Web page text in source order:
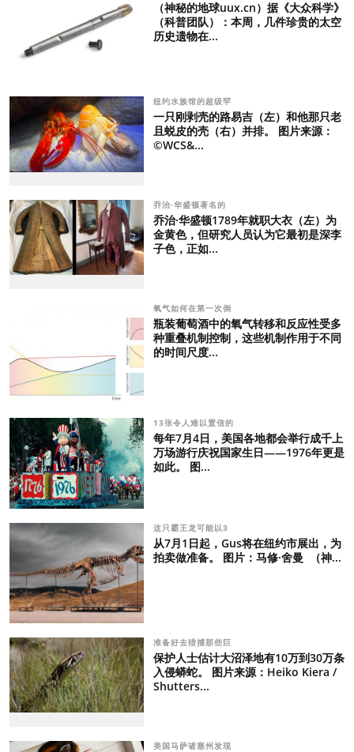
（神秘的地球uux.cn）据《大众科学》
（科普团队）：本周，几件珍贵的太空
历史遗物在...
纽约水族馆的超级罕
一只刚剥壳的路易吉（左）和他那只老
且蜕皮的壳（右）并排。 图片来源：
©WCS&...
乔治·华盛顿著名的
乔治·华盛顿1789年就职大衣（左）为
金黄色，但研究人员认为它最初是深李
子色，正如...
氧气如何在第一次倒
瓶装葡萄酒中的氧气转移和反应性受多
种重叠机制控制，这些机制作用于不同
的时间尺度...
13张令人难以置信的
每年7月4日，美国各地都会举行成千上
万场游行庆祝国家生日——1976年更是
如此。 图...
这只霸王龙可能以3
从7月1日起，Gus将在纽约市展出，为
拍卖做准备。 图片：马修·舍曼 （神...
准备好去猎捕那些巨
保护人士估计大沼泽地有10万到30万条
入侵蟒蛇。 图片来源：Heiko Kiera /
Shutters...
美国马萨诸塞州发现